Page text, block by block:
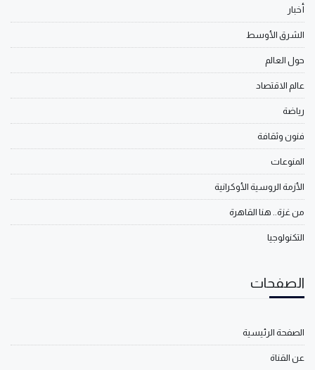
أخبار
الشرق الأوسط
حول العالم
عالم الاقتصاد
رياضة
فنون وثقافة
المنوعات
الأزمة الروسية الأوكرانية
من غزة.. هنا القاهرة
التكنولوجيا
الصفحات
الصفحة الرئيسية
عن القناة